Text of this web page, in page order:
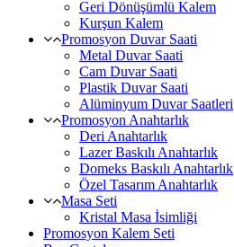
Geri Dönüşümlü Kalem
Kurşun Kalem
Promosyon Duvar Saati
Metal Duvar Saati
Cam Duvar Saati
Plastik Duvar Saati
Alüminyum Duvar Saatleri
Promosyon Anahtarlık
Deri Anahtarlık
Lazer Baskılı Anahtarlık
Domeks Baskılı Anahtarlık
Özel Tasarım Anahtarlık
Masa Seti
Kristal Masa İsimliği
Promosyon Kalem Seti